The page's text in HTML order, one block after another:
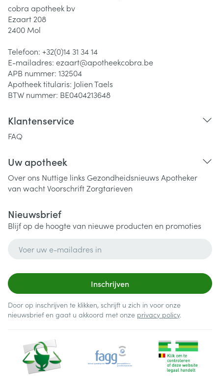
cobra apotheek bv
Ezaart 208
2400 Mol
Telefoon: +32(0)14 31 34 14
E-mailadres: ezaart@apotheekcobra.be
APB nummer: 132504
Apotheek titularis: Jolien Taels
BTW nummer: BE0404213648
Klantenservice
FAQ
Uw apotheek
Over ons Nuttige links Gezondheidsnieuws Apotheker
van wachtVoorschriftZorgtarieven
Nieuwsbrief
Blijf op de hoogte van nieuwe producten en promoties
Inschrijven
Door op inschrijven te klikken, schrijft u zich in voor onze
nieuwsbrief en gaat u akkoord met onze privacy policy.